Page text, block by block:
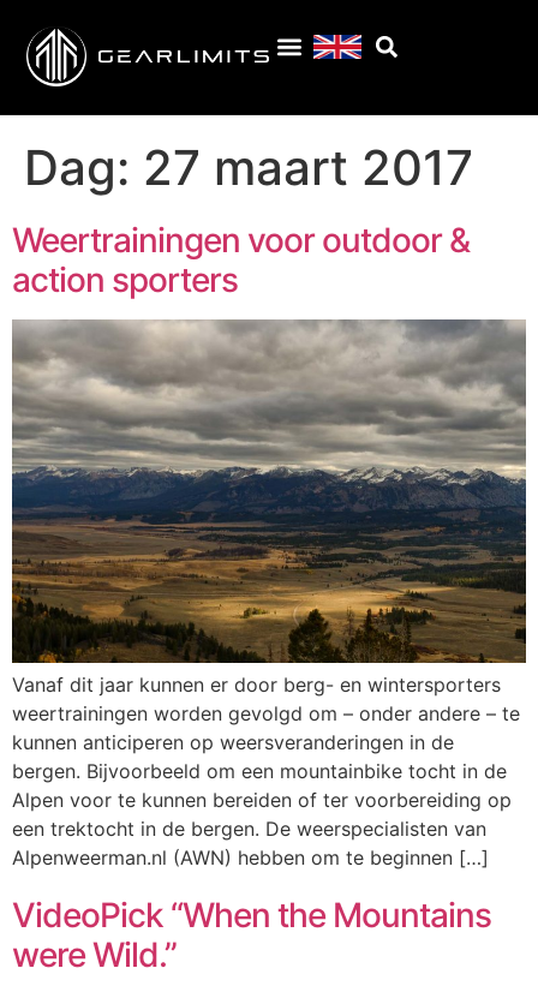
Dag: 27 maart 2017
Weertrainingen voor outdoor &
action sporters
Vanaf dit jaar kunnen er door berg- en wintersporters
weertrainingen worden gevolgd om – onder andere – te
kunnen anticiperen op weersveranderingen in de
bergen. Bijvoorbeeld om een mountainbike tocht in de
Alpen voor te kunnen bereiden of ter voorbereiding op
een trektocht in de bergen. De weerspecialisten van
Alpenweerman.nl (AWN) hebben om te beginnen […]
VideoPick “When the Mountains
were Wild.”